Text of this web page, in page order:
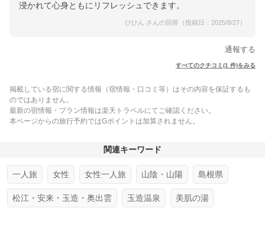
浸かれて心身ともにリフレッシュできます。
ひひん さんの回答（投稿日：2025/8/27）
通報する
すべてのクチコミ(1 件)をみる
掲載している宿に関する情報（宿情報・口コミ等）はその内容を保証するも
のではありません。
最新の宿情報・プラン情報は楽天トラベルにてご確認ください。
本ページからの旅行予約ではGポイントは加算されません。
関連キーワード
一人旅 女性 女性一人旅 山陰・山陽 島根県
松江・安来・玉造・奥出雲 玉造温泉 美肌の湯